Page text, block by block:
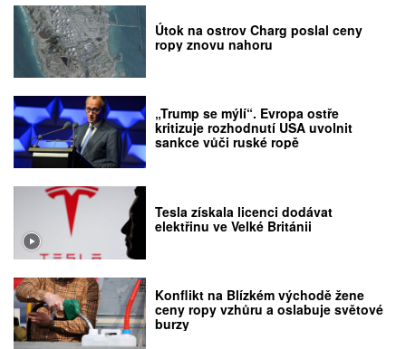
Útok na ostrov Charg poslal ceny
ropy znovu nahoru
„Trump se mýlí“. Evropa ostře
kritizuje rozhodnutí USA uvolnit
sankce vůči ruské ropě
Tesla získala licenci dodávat
elektřinu ve Velké Británii
Konflikt na Blízkém východě žene
ceny ropy vzhůru a oslabuje světové
burzy